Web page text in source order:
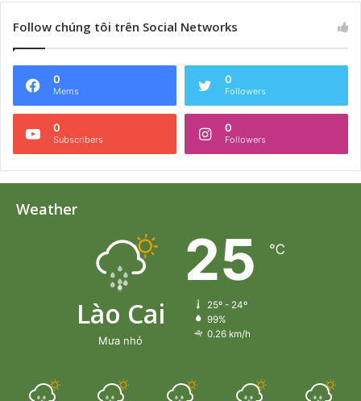
Follow chúng tôi trên Social Networks
0
Mems
0
Followers
0
Subscribers
0
Followers
Weather
Lào Cai
Mưa nhỏ
25 ℃
25º - 24º
99%
0.26 km/h